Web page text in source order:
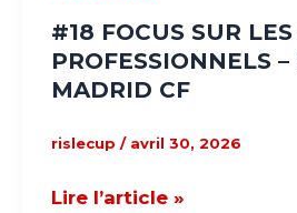
#18 FOCUS SUR
PROFESSIONNELS –
MADRID CF
rislecup / avril 30, 2026
Lire l’article »